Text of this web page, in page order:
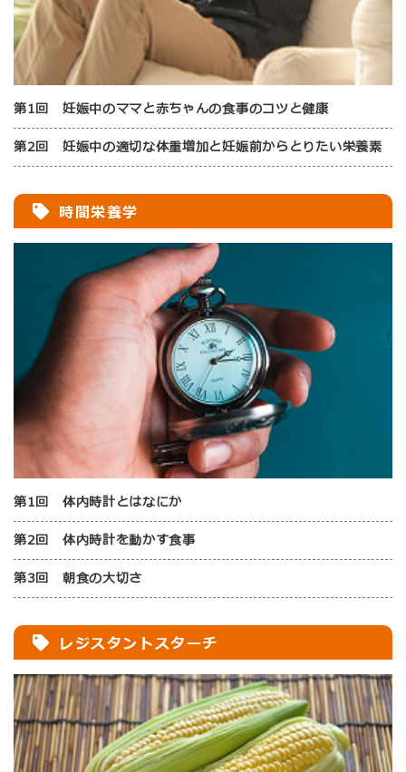
第1回 妊娠中のママと赤ちゃんの食事のコツと健康
第2回 妊娠中の適切な体重増加と妊娠前からとりたい栄養素
時間栄養学
第1回 体内時計とはなにか
第2回 体内時計を動かす食事
第3回 朝食の大切さ
レジスタントスターチ